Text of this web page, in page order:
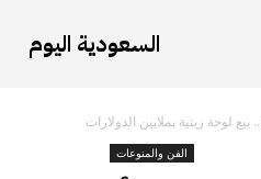
السعودية اليوم
لوحة زيتية بملايين الدولارات
الفن والمنوعات